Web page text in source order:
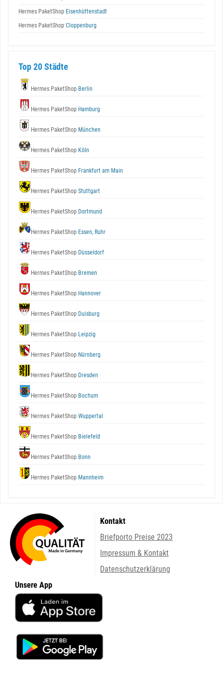
Hermes PaketShop Eisenhüttenstadt
Hermes PaketShop Cloppenburg
Top 20 Städte
Hermes PaketShop Berlin
Hermes PaketShop Hamburg
Hermes PaketShop München
Hermes PaketShop Köln
Hermes PaketShop Frankfurt am Main
Hermes PaketShop Stuttgart
Hermes PaketShop Dortmund
Hermes PaketShop Essen, Ruhr
Hermes PaketShop Düsseldorf
Hermes PaketShop Bremen
Hermes PaketShop Hannover
Hermes PaketShop Duisburg
Hermes PaketShop Leipzig
Hermes PaketShop Nürnberg
Hermes PaketShop Dresden
Hermes PaketShop Bochum
Hermes PaketShop Wuppertal
Hermes PaketShop Bielefeld
Hermes PaketShop Bonn
Hermes PaketShop Mannheim
Kontakt
Briefporto Preise 2023
Impressum & Kontakt
Datenschutzerklärung
Unsere App